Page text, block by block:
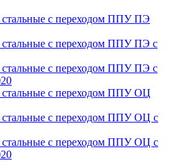
стальные с переходом ППУ ПЭ
стальные с переходом ППУ ПЭ с
стальные с переходом ППУ ПЭ с
стальные с переходом ППУ ОЦ
стальные с переходом ППУ ОЦ с
стальные с переходом ППУ ОЦ с